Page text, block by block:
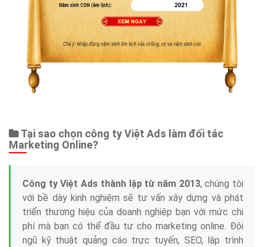
Tại sao chọn công ty Việt Ads làm đối tác
Marketing Online?
Công ty Việt Ads thành lập từ năm 2013, chúng tôi
với bề dày kinh nghiệm sẽ tư vấn xây dựng và phát
triển thương hiệu của doanh nghiệp bạn với mức chi
phí mà bạn có thể đầu tư cho marketing online. Đội
ngũ kỹ thuật quảng cáo trực tuyến, SEO, lập trình